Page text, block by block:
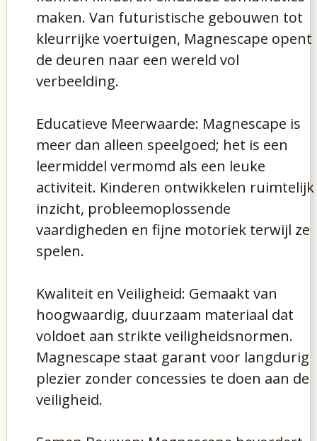
maken. Van futuristische gebouwen tot
kleurrijke voertuigen, Magnescape opent
de deuren naar een wereld vol
verbeelding.
Educatieve Meerwaarde: Magnescape is
meer dan alleen speelgoed; het is een
leermiddel vermomd als een leuke
activiteit. Kinderen ontwikkelen ruimtelijk
inzicht, probleemoplossende
vaardigheden en fijne motoriek terwijl ze
spelen.
Kwaliteit en Veiligheid: Gemaakt van
hoogwaardig, duurzaam materiaal dat
voldoet aan strikte veiligheidsnormen.
Magnescape staat garant voor langdurig
plezier zonder concessies te doen aan de
veiligheid.